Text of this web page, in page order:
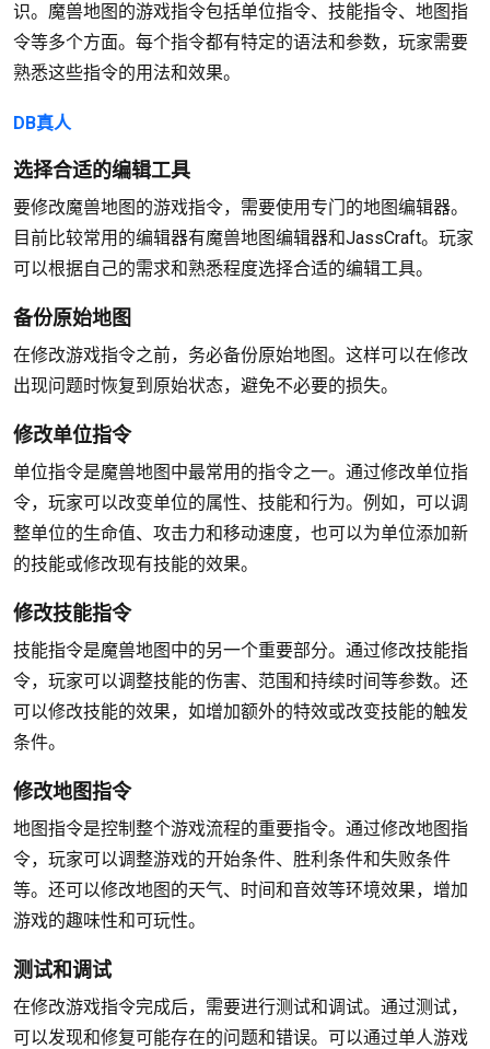
识。魔兽地图的游戏指令包括单位指令、技能指令、地图指
令等多个方面。每个指令都有特定的语法和参数，玩家需要
熟悉这些指令的用法和效果。
DB真人
选择合适的编辑工具
要修改魔兽地图的游戏指令，需要使用专门的地图编辑器。
目前比较常用的编辑器有魔兽地图编辑器和JassCraft。玩家
可以根据自己的需求和熟悉程度选择合适的编辑工具。
备份原始地图
在修改游戏指令之前，务必备份原始地图。这样可以在修改
出现问题时恢复到原始状态，避免不必要的损失。
修改单位指令
单位指令是魔兽地图中最常用的指令之一。通过修改单位指
令，玩家可以改变单位的属性、技能和行为。例如，可以调
整单位的生命值、攻击力和移动速度，也可以为单位添加新
的技能或修改现有技能的效果。
修改技能指令
技能指令是魔兽地图中的另一个重要部分。通过修改技能指
令，玩家可以调整技能的伤害、范围和持续时间等参数。还
可以修改技能的效果，如增加额外的特效或改变技能的触发
条件。
修改地图指令
地图指令是控制整个游戏流程的重要指令。通过修改地图指
令，玩家可以调整游戏的开始条件、胜利条件和失败条件
等。还可以修改地图的天气、时间和音效等环境效果，增加
游戏的趣味性和可玩性。
测试和调试
在修改游戏指令完成后，需要进行测试和调试。通过测试，
可以发现和修复可能存在的问题和错误。可以通过单人游戏